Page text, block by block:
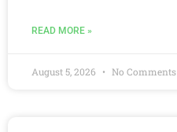
READ MORE »
August 5, 2026 No Comments